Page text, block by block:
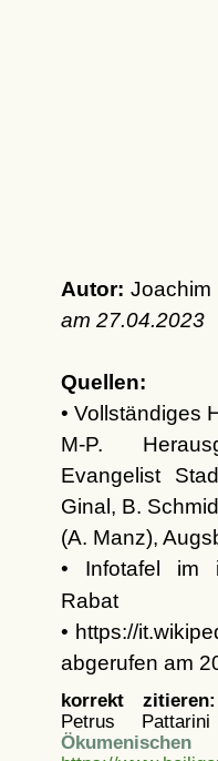
Autor: Joachim
am 27.04.2023
Quellen:
• Vollständiges
M-P.
Evangelist
Ginal, B.
(A. Manz),
• Infotafel im
Rabat
• https://
abgerufen am
korrekt zitieren:
Petrus